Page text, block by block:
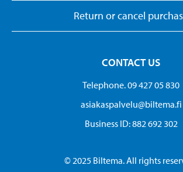
Return or cancel
CONTACT US
Telephone. 09 427 05 830
asiakaspalvelu@biltema.fi
Business ID:​ 882 692 302
© 2025 Biltema. All rights